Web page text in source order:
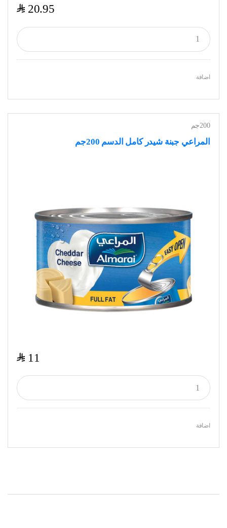
20.95
$
اضافة
200جم
المراعي جبنة شيدر كامل الدسم 200جم
11
$
اضافة